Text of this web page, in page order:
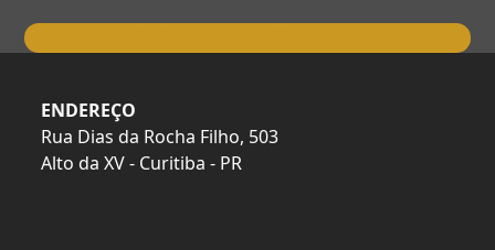
ENDEREÇO
Rua Dias da Rocha Filho, 503
Alto da XV - Curitiba - PR